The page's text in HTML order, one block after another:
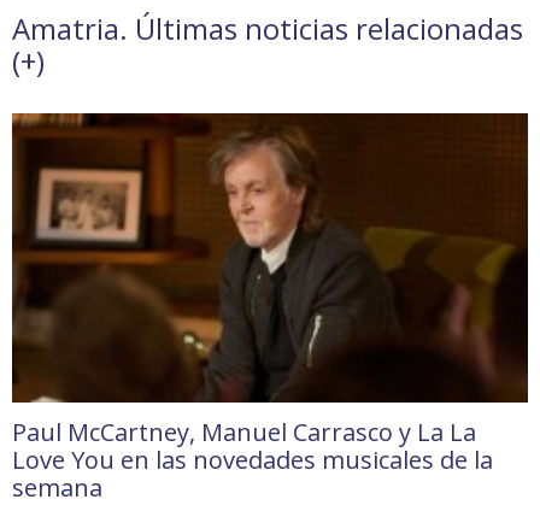
Amatria. Últimas noticias relacionadas
(+)
Paul McCartney, Manuel Carrasco y La La
Love You en las novedades musicales de la
semana